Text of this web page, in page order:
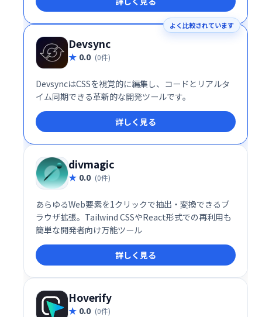
よく比較されています
Devsync
0.0 (0件)
DevsyncはCSSを視覚的に編集し、コードとリアルタ
イム同期できる革新的な開発ツールです。
詳しく見る
divmagic
0.0 (0件)
あらゆるWeb要素を1クリックで抽出・変換できるブ
ラウザ拡張。Tailwind CSSやReact形式での再利用も
簡単な開発者向け万能ツール
詳しく見る
Hoverify
0.0 (0件)